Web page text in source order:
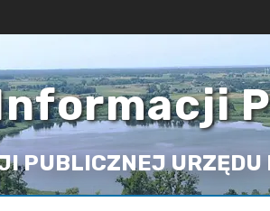
PUBLICZNEJ URZĘDU